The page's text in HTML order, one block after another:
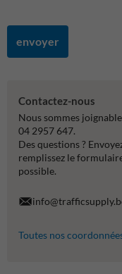
envoyer
Contactez-nous
Nous sommes
04 2957 647.
Des questions ?
remplissez le
possible.
Toutes nos